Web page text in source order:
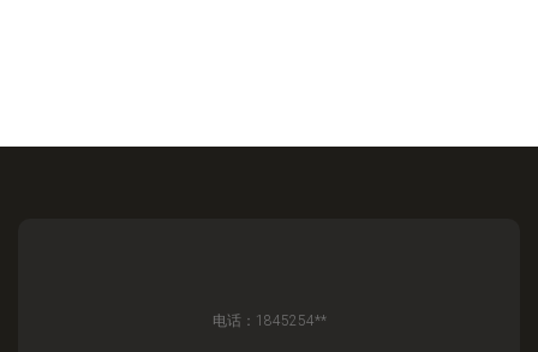
电话：1845254**